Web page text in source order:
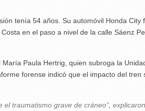
tenía 54 años. Su automóvil Honda City
en el paso a nivel de la calle Sáenz
Paula Hertrig, quien subroga la
forense indicó que el impacto del tren
el traumatismo grave de cráneo”,